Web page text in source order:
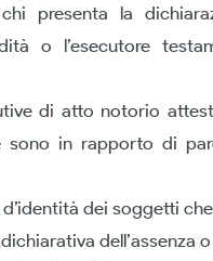
presenta la
o l’esecutore
di atto notorio
sono in rapporto di
dei soggetti
dell’assenza